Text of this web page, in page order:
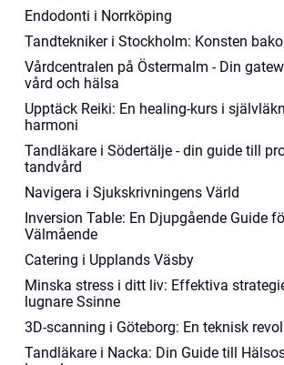
Endodonti i Norrköping
Tandtekniker i Stockholm: Konsten
Vårdcentralen på Östermalm - Din
vård och hälsa
Upptäck Reiki: En healing-kurs i
harmoni
Tandläkare i Södertälje - din guide till
tandvård
Navigera i Sjukskrivningens Värld
Inversion Table: En Djupgående Guide
Välmående
Catering i Upplands Väsby
Minska stress i ditt liv: Effektiva
lugnare Ssinne
3D-scanning i Göteborg: En teknisk
Tandläkare i Nacka: Din Guide till